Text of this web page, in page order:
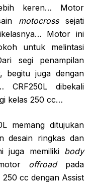
keren… Motor
motocrosssejati
Motor ini
untuk melintasi
segi penampilan
begitu juga dengan
CRF250L dibekali
kelas 250 cc…
memang ditujukan
desain ringkas dan
juga memiliki body
offroadpada
cc dengan Assist